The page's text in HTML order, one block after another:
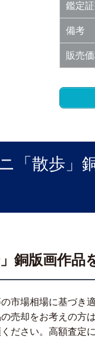
鑑定
備考
販売
「散歩」
銅版画作品
市場相場に基づき
売却をお考えの方
ださい。高額査定